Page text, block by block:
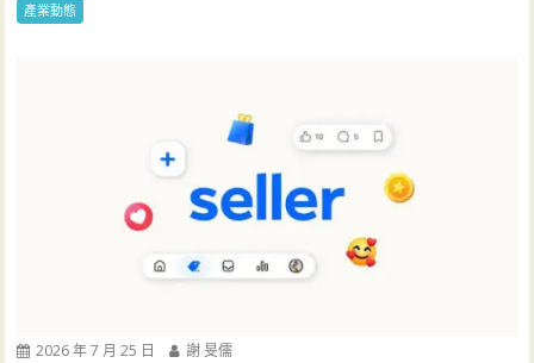
產業動態
2026 年 7 月 25 日 謝 旻儒